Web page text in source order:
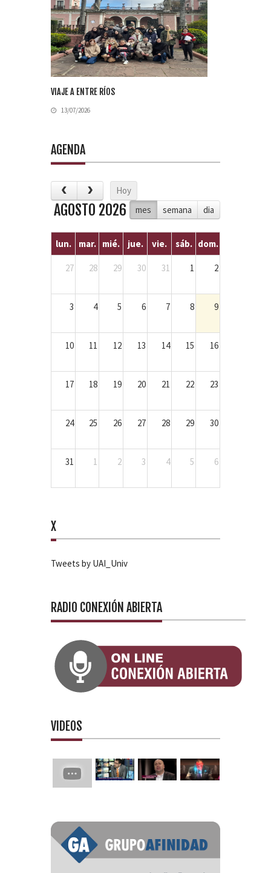
VIAJE A ENTRE RÍOS
13/07/2026
AGENDA
Hoy
mes
semana dia
AGOSTO 2026
lun. mar. mié. jue. vie. sáb. dom.
27 28 29 30 31 1 2
3 4 5 6 7 8 9
10 11 12 13 14 15 16
17 18 19 20 21 22 23
24 25 26 27 28 29 30
31 1 2 3 4 5 6
X
Tweets by UAI_Univ
RADIO CONEXIÓN ABIERTA
VIDEOS